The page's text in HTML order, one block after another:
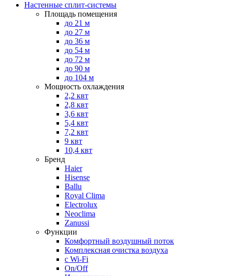
Настенные сплит-системы
Площадь помещения
до 21 м
до 27 м
до 36 м
до 54 м
до 72 м
до 90 м
до 104 м
Мощность охлаждения
2,2 квт
2,8 квт
3,6 квт
5,4 квт
7,2 квт
9 квт
10,4 квт
Бренд
Haier
Hisense
Ballu
Royal Clima
Electrolux
Neoclima
Zanussi
Функции
Комфортный воздушный поток
Комплексная очистка воздуха
с Wi-Fi
On/Off